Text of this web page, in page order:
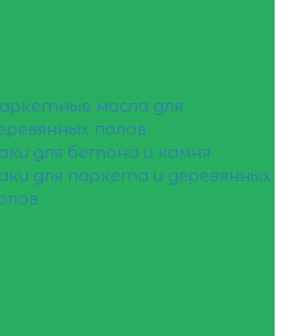
масла для
полов
для бетона и камня
для паркета и деревянных